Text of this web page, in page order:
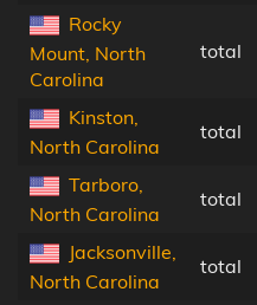
Rocky
Mount, North
Carolina
total
Kinston,
North Carolina
total
Tarboro,
North Carolina
total
Jacksonville,
North Carolina
total